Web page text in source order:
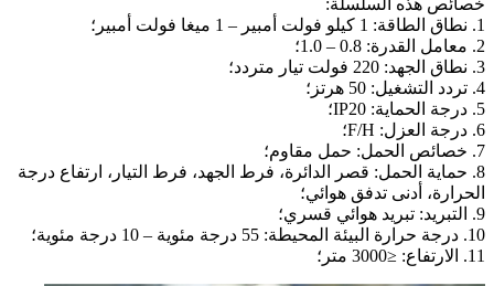
خصائص هذه السلسلة:
1. نطاق الطاقة: 1 كيلو فولت أمبير – 1 ميغا فولت أمبير؛
2. معامل القدرة: 0.8 – 1.0؛
3. نطاق الجهد: 220 فولت تيار متردد؛
4. تردد التشغيل: 50 هرتز؛
5. درجة الحماية: IP20؛
6. درجة العزل: F/H؛
7. خصائص الحمل: حمل مقاوم؛
8. حماية الحمل: قصر الدائرة، فرط الجهد، فرط التيار، ارتفاع درجة
الحرارة، أدنى تدفق هوائي؛
9. التبريد: تبريد هوائي قسري؛
10. درجة حرارة البيئة المحيطة: 55 درجة مئوية – 10 درجة مئوية؛
11. الارتفاع: ≤3000 متر؛